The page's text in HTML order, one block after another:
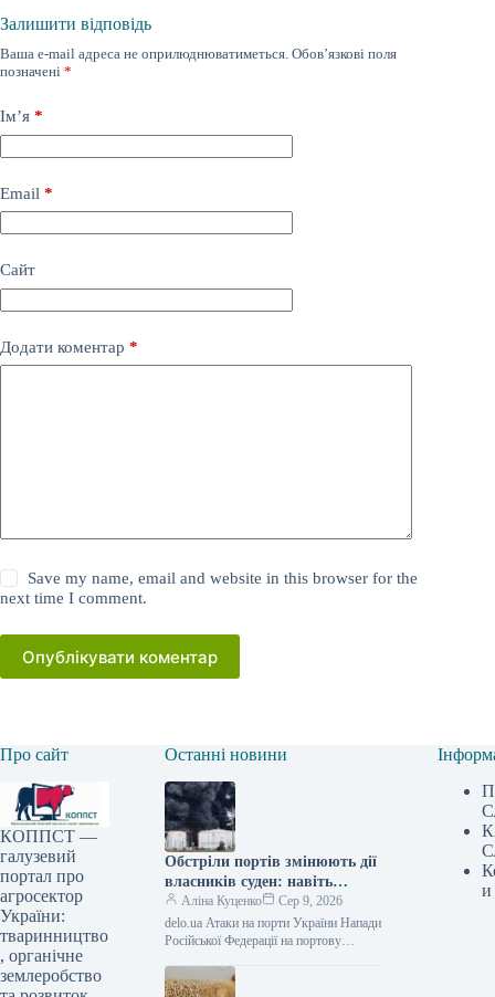
Залишити відповідь
Ваша e-mail адреса не оприлюднюватиметься. Обов’язкові поля
позначені *
Ім’я *
Email *
Сайт
Додати коментар *
Save my name, email and website in this browser for the
next time I comment.
Опублікувати коментар
Про сайт
КОППСТ —
галузевий
портал про
агросектор
України:
тваринництво
, органічне
землеробство
Останні новини
Обстріли портів змінюють дії
власників суден: навіть
подвійна плата за перевезення
не змушує кораблі
повертатися в Україну —
Аліна Куценко
Сер 9, 2026
delo.ua Атаки на порти України Напади
Російської Федерації на портову
небезпеки не тільки для вивезення
сільськогосподарської продукції,
и